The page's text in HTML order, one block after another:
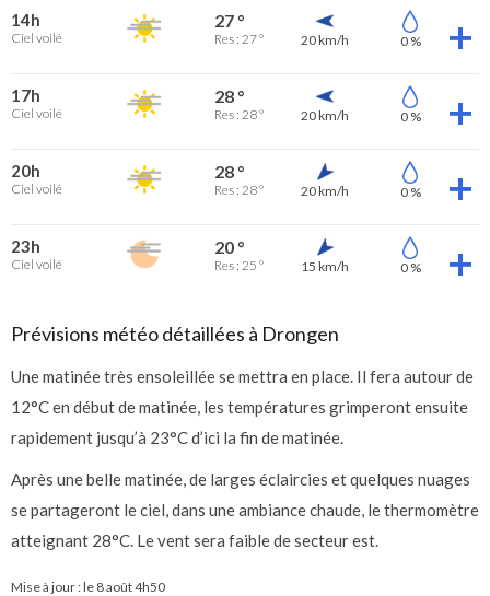
14h
Ciel voilé
27 °
Res : 27 ° 20 km/h 0 %
17h
Ciel voilé
28 °
Res : 28 ° 20 km/h 0 %
20h
Ciel voilé
28 °
Res : 28 ° 20 km/h 0 %
23h
Ciel voilé
20 °
Res : 25 ° 15 km/h 0 %
Prévisions météo détaillées à Drongen
Une matinée très ensoleillée se mettra en place. Il fera autour de
12°C en début de matinée, les températures grimperont ensuite
rapidement jusqu’à 23°C d’ici la fin de matinée.
Après une belle matinée, de larges éclaircies et quelques nuages
se partageront le ciel, dans une ambiance chaude, le thermomètre
atteignant 28°C. Le vent sera faible de secteur est.
Mise à jour : le 8 août 4h50